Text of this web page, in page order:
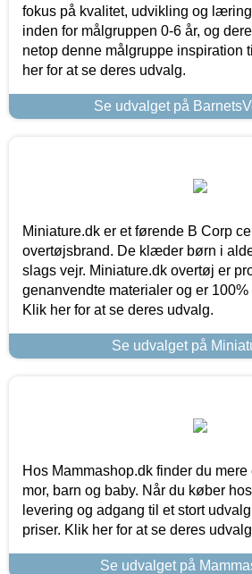
fokus på kvalitet, udvikling og
inden for målgruppen 0-6 år, og
netop denne målgruppe inspiration
her for at se deres udvalg.
Se udvalget på
Miniature.dk er et førende B Corp
overtøjsbrand. De klæder børn i
slags vejr. Miniature.dk overtøj er
genanvendte materialer og er
Klik her for at se deres udvalg.
Se udvalget på
Hos Mammashop.dk finder du mere
mor, barn og baby. Når du køber
levering og adgang til et stort
priser. Klik her for at se deres
Se udvalget på